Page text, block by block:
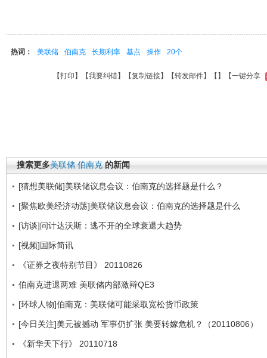
热词： 美联储 伯南克 长期利率 基点 操作 20个
【打印 】【我要纠错】【复制链接】【转发邮件】【 】 【一键分享
搜索更多美联储 伯南克 的新闻
[猜想美联储]美联储议息会议：伯南克的选择题是什么？
[聚焦欧美经济动荡]美联储议息会议：伯南克的选择题是什么
[访谈]问计达沃斯：逃不开的全球衰退大趋势
[视频]国际简讯
《证券之夜特别节目》 20110826
伯南克进退两难 美联储内部激辩QE3
[环球人物]伯南克：美联储可能采取宽松货币政策
[今日关注]美元被撼动 军事仍扩张 美要转嫁危机？（20110806）
《新华天下行》 20110718